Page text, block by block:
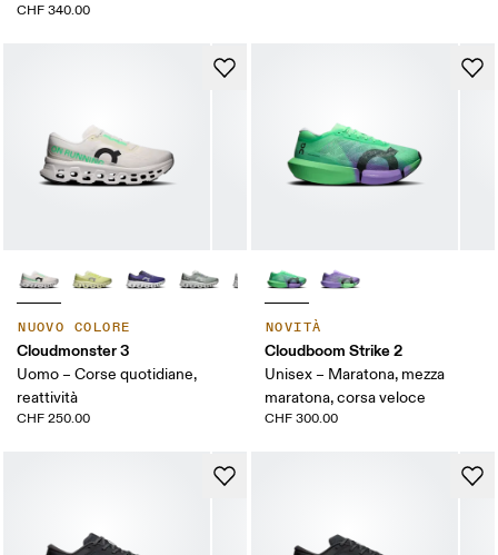
CHF 340.00
NUOVO COLORE
Cloudmonster 3
Uomo – Corse quotidiane,
reattività
CHF 250.00
NOVITÀ
Cloudboom Strike 2
Unisex – Maratona, mezza
maratona, corsa veloce
CHF 300.00